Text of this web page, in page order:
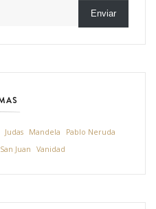
Enviar
Judas Mandela
Pablo Neruda
San Juan Vanidad